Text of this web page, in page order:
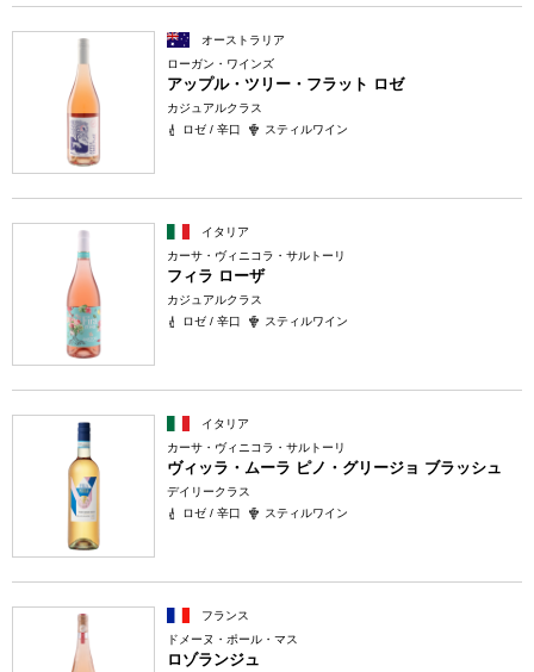
オーストラリア
ローガン・ワインズ
アップル・ツリー・フラット ロゼ
カジュアルクラス
ロゼ / 辛口
スティルワイン
イタリア
カーサ・ヴィニコラ・サルトーリ
フィラ ローザ
カジュアルクラス
ロゼ / 辛口
スティルワイン
イタリア
カーサ・ヴィニコラ・サルトーリ
ヴィッラ・ムーラ ピノ・グリージョ ブラッシュ
デイリークラス
ロゼ / 辛口
スティルワイン
フランス
ドメーヌ・ポール・マス
ロゾランジュ